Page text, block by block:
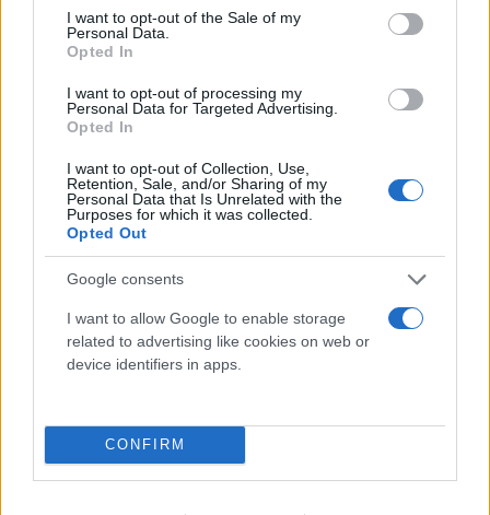
consent section.
I want to opt-out of the Sale of my
Personal Data.
Opted In
I want to opt-out of processing my
Personal Data for Targeted Advertising.
Opted In
I want to opt-out of Collection, Use,
Retention, Sale, and/or Sharing of my
Personal Data that Is Unrelated with the
Purposes for which it was collected.
Opted Out
Google consents
I want to allow Google to enable storage
related to advertising like cookies on web or
device identifiers in apps.
CONFIRM
Η περιοχή είναι προστατευόμενη από το 1980 και
έχει κλίμα μεσογειακό, με στοιχεία ηπειρωτικού,
Πρόκειται για έναν πανέμορφο τόπο αναψυχής,
όπου μπορεί κανείς να περπατήσει στη φύση και να
παρατηρήσει μεγάλο πλήθος ζώων και φυτών. Είναι
κυρίως πεδινό, με ημιορεινές μόνο περιοχές που
δεν ξεπερνούν τα 600 μέτρα υψόμετρο. Πολλά
ρυάκια και ρέματα το διασχίζουν και δίνουν ένα
ξεχωριστό χαρακτήρα στο τοπίο, με τις ρεματιές
των δασών.